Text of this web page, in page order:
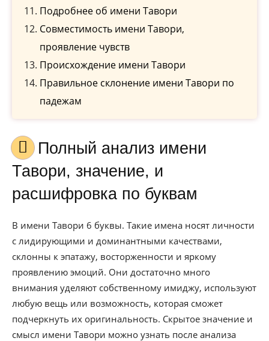
Подробнее об имени Тавори
Совместимость имени Тавори,
проявление чувств
Происхождение имени Тавори
Правильное склонение имени Тавори по
падежам
Полный анализ имени
Тавори, значение, и
расшифровка по буквам
В имени Тавори 6 буквы. Такие имена носят личности
с лидирующими и доминантными качествами,
склонны к эпатажу, восторженности и яркому
проявлению эмоций. Они достаточно много
внимания уделяют собственному имиджу, используют
любую вещь или возможность, которая сможет
подчеркнуть их оригинальность. Скрытое значение и
смысл имени Тавори можно узнать после анализа